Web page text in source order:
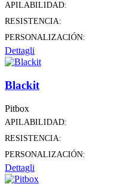
APILABILIDAD:
RESISTENCIA:
PERSONALIZACIÓN:
Dettagli
Blackit
Pitbox
APILABILIDAD:
RESISTENCIA:
PERSONALIZACIÓN:
Dettagli